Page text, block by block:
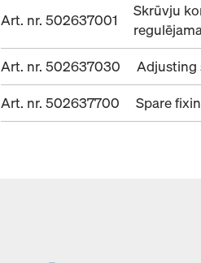
Art. nr. 502637001
Skrūvju
Art. nr. 502637030 Adjusting
Art. nr. 502637700
Spare